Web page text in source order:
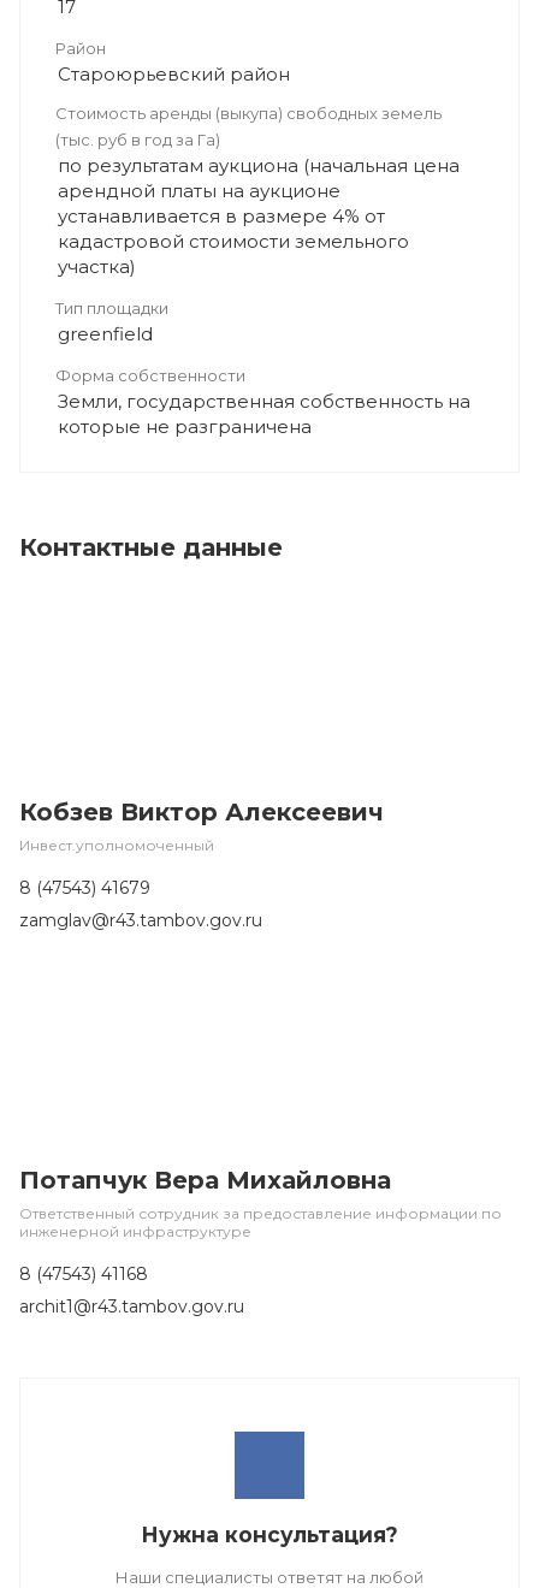
Нужна консультация?
Наши специалисты ответят на любой
17
Район
Староюрьевский район
Стоимость аренды (выкупа) свободных земель
(тыс. руб в год за Га)
по результатам аукциона (начальная цена
арендной платы на аукционе
устанавливается в размере 4% от
кадастровой стоимости земельного
участка)
Тип площадки
greenfield
Форма собственности
Земли, государственная собственность на
которые не разграничена
Контактные данные
Кобзев Виктор Алексеевич
Инвест.уполномоченный
8 (47543) 41679
zamglav@r43.tambov.gov.ru
Потапчук Вера Михайловна
Ответственный сотрудник за предоставление информации по
инженерной инфраструктуре
8 (47543) 41168
archit1@r43.tambov.gov.ru